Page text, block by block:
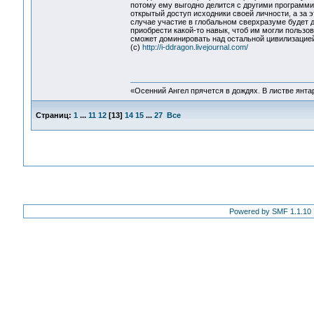
потому ему выгодно делится с другими
открытый доступ исходники своей личности, а за
случае участие в глобальном сверхразуме будет
приобрести какой-то навык, чтоб им могли
сможет доминировать над остальной
(с) http://i-ddragon.livejournal.com/
«Осенний Ангел прячется в дождях. В листве
Страниц: 1 ... 11 12[13] 14 15 ... 27 Все
Powered by SMF 1.1.10